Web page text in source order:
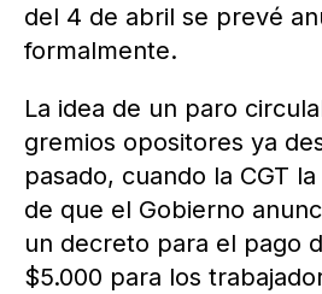
del 4 de abril se prevé
formalmente.
La idea de un paro
gremios opositores ya
pasado, cuando la CGT
de que el Gobierno
un decreto para el pago
$5.000 para los